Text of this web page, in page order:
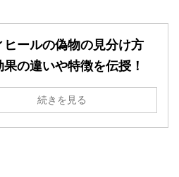
ヒールの偽物の見分け方
果の違いや特徴を伝授！
続きを見る